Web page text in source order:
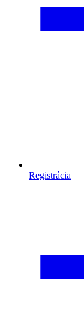
Registrácia